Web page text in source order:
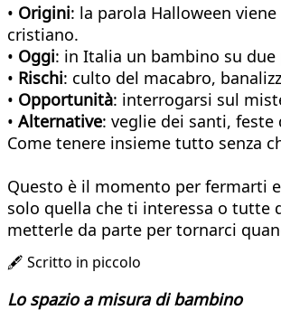
• Origini: la parola Halloween
cristiano.
• Oggi: in Italia un bambino su due
• Rischi: culto del macabro,
• Opportunità: interrogarsi sul
• Alternative: veglie dei santi,
Come tenere insieme tutto senza
Questo è il momento per fermarti
solo quella che ti interessa o tutte
metterle da parte per tornarci
🖋️ Scritto in piccolo
Lo spazio a misura di bambino